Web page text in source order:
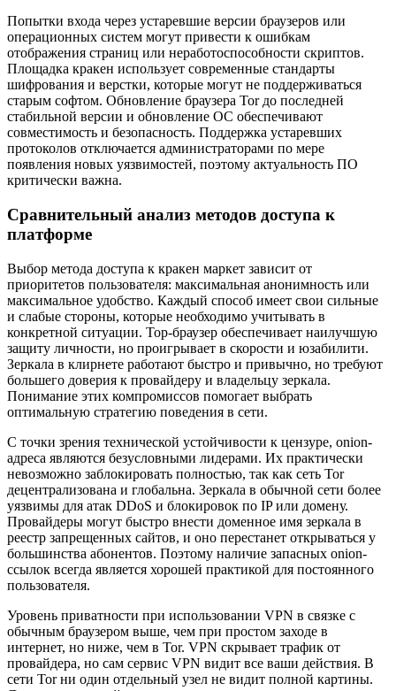
Попытки входа через устаревшие версии браузеров или
операционных систем могут привести к ошибкам
отображения страниц или неработоспособности скриптов.
Площадка кракен использует современные стандарты
шифрования и верстки, которые могут не поддерживаться
старым софтом. Обновление браузера Tor до последней
стабильной версии и обновление ОС обеспечивают
совместимость и безопасность. Поддержка устаревших
протоколов отключается администраторами по мере
появления новых уязвимостей, поэтому актуальность ПО
критически важна.
Сравнительный анализ методов доступа к
платформе
Выбор метода доступа к кракен маркет зависит от
приоритетов пользователя: максимальная анонимность или
максимальное удобство. Каждый способ имеет свои сильные
и слабые стороны, которые необходимо учитывать в
конкретной ситуации. Тор-браузер обеспечивает наилучшую
защиту личности, но проигрывает в скорости и юзабилити.
Зеркала в клирнете работают быстро и привычно, но требуют
большего доверия к провайдеру и владельцу зеркала.
Понимание этих компромиссов помогает выбрать
оптимальную стратегию поведения в сети.
С точки зрения технической устойчивости к цензуре, onion-
адреса являются безусловными лидерами. Их практически
невозможно заблокировать полностью, так как сеть Tor
децентрализована и глобальна. Зеркала в обычной сети более
уязвимы для атак DDoS и блокировок по IP или домену.
Провайдеры могут быстро внести доменное имя зеркала в
реестр запрещенных сайтов, и оно перестанет открываться у
большинства абонентов. Поэтому наличие запасных onion-
ссылок всегда является хорошей практикой для постоянного
пользователя.
Уровень приватности при использовании VPN в связке с
обычным браузером выше, чем при простом заходе в
интернет, но ниже, чем в Tor. VPN скрывает трафик от
провайдера, но сам сервис VPN видит все ваши действия. В
сети Tor ни один отдельный узел не видит полной картины.